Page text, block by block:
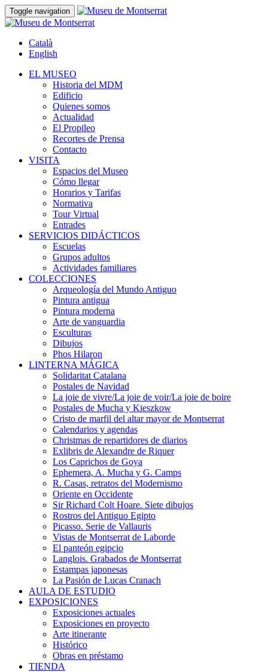
Toggle navigation
Català
English
EL MUSEO
Historia del MDM
Edificio
Quienes somos
Actualidad
El Propileo
Recortes de Prensa
Contacto
VISITA
Espacios del Museo
Cómo llegar
Horarios y Tarifas
Normativa
Tour Virtual
Entrades
SERVICIOS DIDÁCTICOS
Escuelas
Grupos adultos
Actividades familiares
COLECCIONES
Arqueología del Mundo Antiguo
Pintura antigua
Pintura moderna
Arte de vanguardia
Esculturas
Dibujos
Phos Hilaron
LINTERNA MÁGICA
Solidaritat Catalana
Postales de Navidad
La joie de vivre/La joie de voir/La joie de boire
Postales de Mucha y Kieszkow
Cristo de marfil del altar mayor de Montserrat
Calendarios y agendas
Christmas de repartidores de diarios
Exlibris de Alexandre de Riquer
Los Caprichos de Goya
Ephemera, A. Mucha y G. Camps
R. Casas, retratos del Modernismo
Oriente en Occidente
Sir Richard Colt Hoare. Siete dibujos
Rostros del Antiguo Egipto
Picasso. Serie de Vallauris
Vistas de Montserrat de Laborde
El panteón egipcio
Langlois. Grabados de Montserrat
Estampas japonesas
La Pasión de Lucas Cranach
AULA DE ESTUDIO
EXPOSICIONES
Exposiciones actuales
Exposiciones en proyecto
Arte itinerante
Histórico
Obras en préstamo
TIENDA